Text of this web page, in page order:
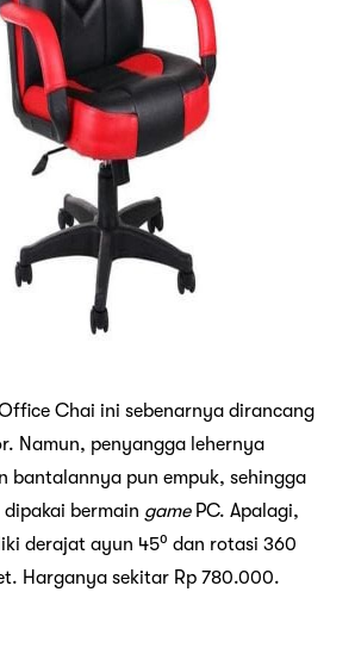
Chai ini sebenarnya dirancang
Namun, penyangga lehernya
bantalannya pun empuk, sehingga
bermain game PC. Apalagi,
derajat ayun 45⁰ dan rotasi 360
Harganya sekitar Rp 780.000.